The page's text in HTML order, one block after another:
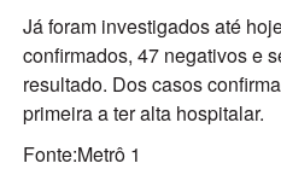
Já foram investigados até
confirmados, 47 negativos e
resultado. Dos casos
primeira a ter alta hospitalar.
Fonte:Metrô 1